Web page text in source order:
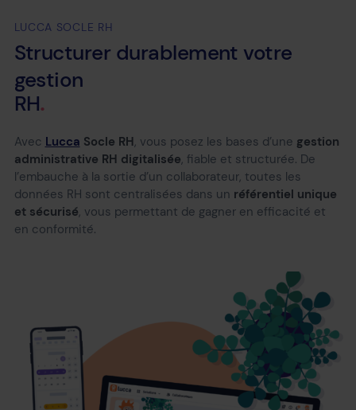
LUCCA SOCLE RH
Structurer durablement votre
gestion
RH
Avec Lucca Socle RH , vous posez les bases d’une gestion
administrative RH digitalisée , fiable et structurée. De
l’embauche à la sortie d’un collaborateur, toutes les
données RH sont centralisées dans un référentiel unique
et sécurisé , vous permettant de gagner en efficacité et
en conformité.